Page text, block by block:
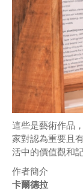
這些是藝術作品
家對認為重要且
活中的價值觀和
作者簡介
卡爾德拉